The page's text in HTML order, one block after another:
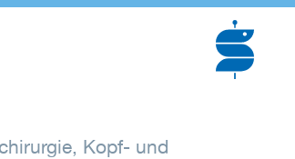
Kopf- und